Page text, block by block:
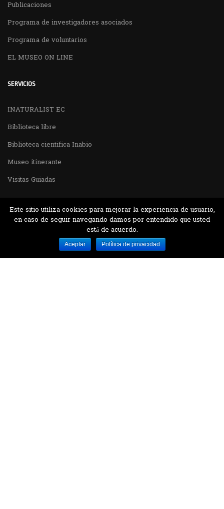
Publicaciones
Programa de investigadores asociados
Programa de voluntarios
EL MUSEO ON LINE
SERVICIOS
INATURALIST EC
Biblioteca libre
Biblioteca cientifica Inabio
Museo itinerante
Visitas Guiadas
Desarrollado por MJTEC.
Este sitio utiliza cookies para mejorar la experiencia de usuario,
en caso de seguir navegando damos por entendido que usted
está de acuerdo.
Aceptar Política de privacidad